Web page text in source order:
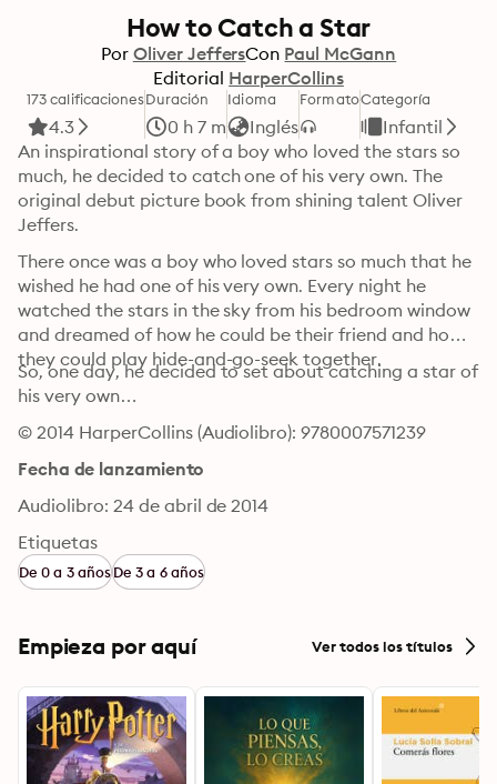
How to Catch a Star
Por Oliver JeffersCon Paul McGann
Editorial HarperCollins
173 calificaciones
4.3
Duración
0 h 7 m
Idioma
Inglés
FormatoCategoría
Infantil
An inspirational story of a boy who loved the stars so
much, he decided to catch one of his very own. The
original debut picture book from shining talent Oliver
Jeffers.
There once was a boy who loved stars so much that he
wished he had one of his very own. Every night he
watched the stars in the sky from his bedroom window
and dreamed of how he could be their friend and how
they could play hide-and-go-seek together.
So, one day, he decided to set about catching a star of
his very own…
© 2014 HarperCollins (Audiolibro): 9780007571239
Fecha de lanzamiento
Audiolibro: 24 de abril de 2014
Etiquetas
De 0 a 3 añosDe 3 a 6 años
Empieza por aquí Ver todos los títulos